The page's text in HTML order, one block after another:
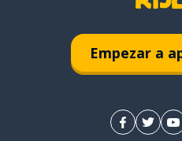
Empezar a